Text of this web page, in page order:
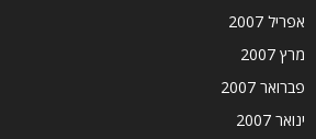
אפריל 2007
מרץ 2007
פברואר 2007
ינואר 2007